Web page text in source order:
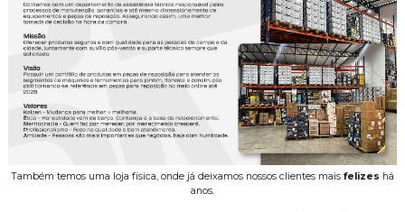
Também temos uma loja física, onde já deixamos nossos clientes mais felizes há
anos.